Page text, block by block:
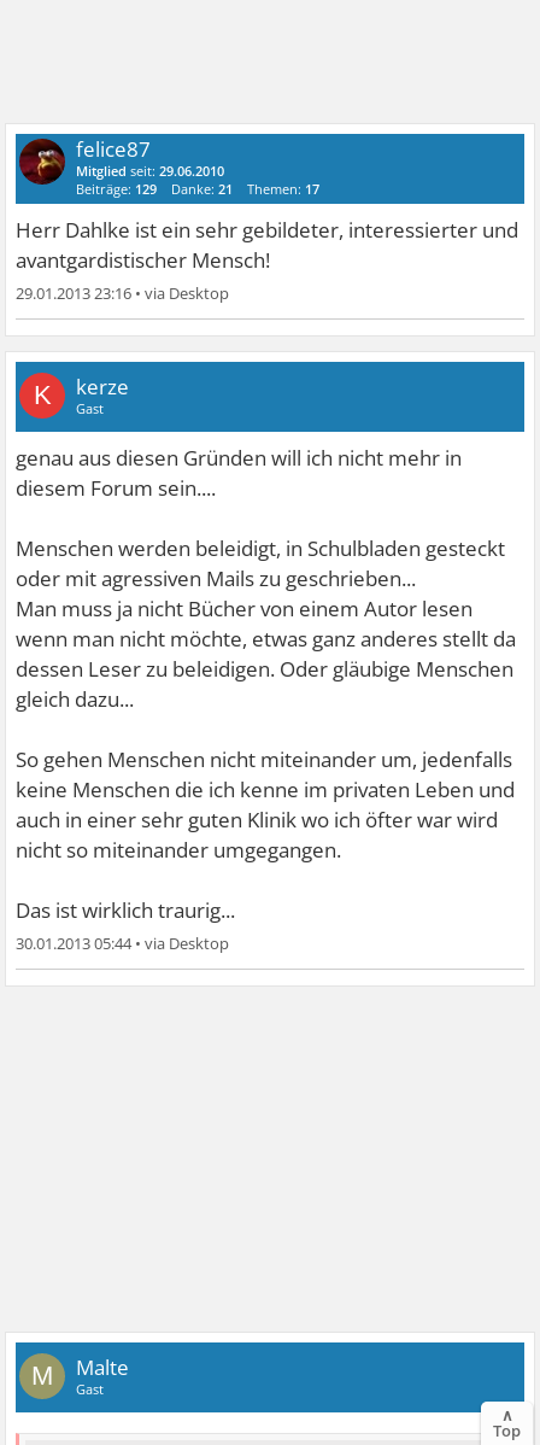
felice87
Mitglied seit:29.06.2010
Beiträge: 129 Danke:21 Themen: 17
Herr Dahlke ist ein sehr gebildeter, interessierter und
avantgardistischer Mensch!
29.01.2013 23:16 •
K kerze
Gast
genau aus diesen Gründen will ich nicht mehr in
diesem Forum sein....
Menschen werden beleidigt, in Schulbladen gesteckt
oder mit agressiven Mails zu geschrieben...
Man muss ja nicht Bücher von einem Autor lesen
wenn man nicht möchte, etwas ganz anderes stellt da
dessen Leser zu beleidigen. Oder gläubige Menschen
gleich dazu...
So gehen Menschen nicht miteinander um, jedenfalls
keine Menschen die ich kenne im privaten Leben und
auch in einer sehr guten Klinik wo ich öfter war wird
nicht so miteinander umgegangen.
Das ist wirklich traurig...
30.01.2013 05:44•
M Malte
Gast
∧
Top